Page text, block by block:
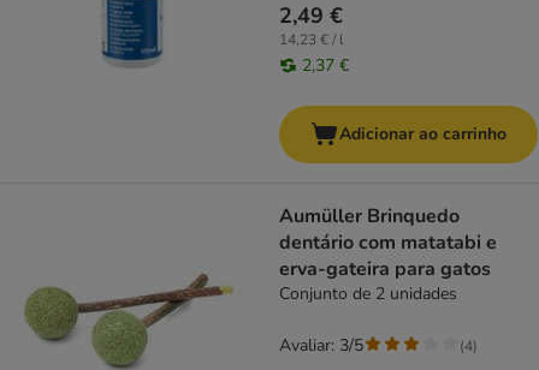
2,49 €
14,23 € / l
2,37 €
Adicionar ao carrinho
Aumüller Brinquedo
dentário com matatabi e
erva-gateira para gatos
Conjunto de 2 unidades
Avaliar: 3/5 (4)